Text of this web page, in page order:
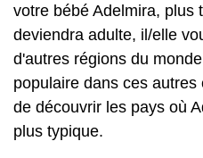
votre bébé Adelmira, plus
deviendra adulte, il/elle
d'autres régions du
populaire dans ces
de découvrir les pays où
plus typique.